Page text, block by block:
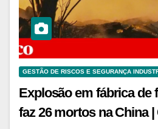
GESTÃO DE RISCOS E SEGURANÇA
Explosão em fábrica de
faz 26 mortos na China |